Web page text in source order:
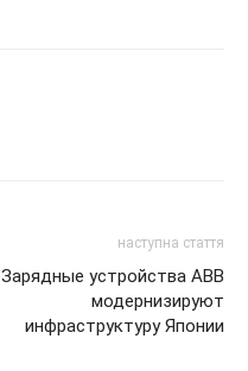
наступна стаття
Зарядные устройства ABB
модернизируют
инфраструктуру Японии